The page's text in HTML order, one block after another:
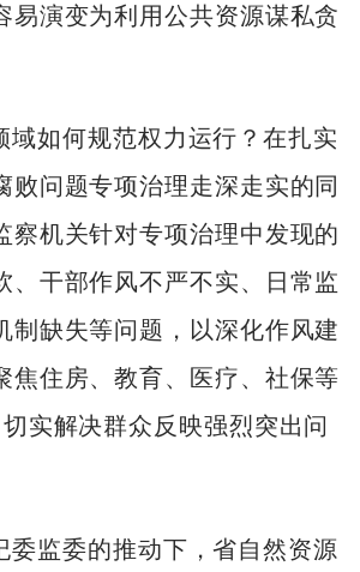
易演变为利用公共资源谋私贪
域如何规范权力运行？在扎实
败问题专项治理走深走实的同
察机关针对专项治理中发现的
、干部作风不严不实、日常监
制缺失等问题，以深化作风建
焦住房、教育、医疗、社保等
实解决群众反映强烈突出问
委监委的推动下，省自然资源